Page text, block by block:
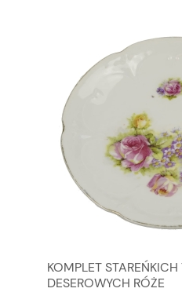
KOMPLET STAREŃKICH
DESEROWYCH RÓŻE